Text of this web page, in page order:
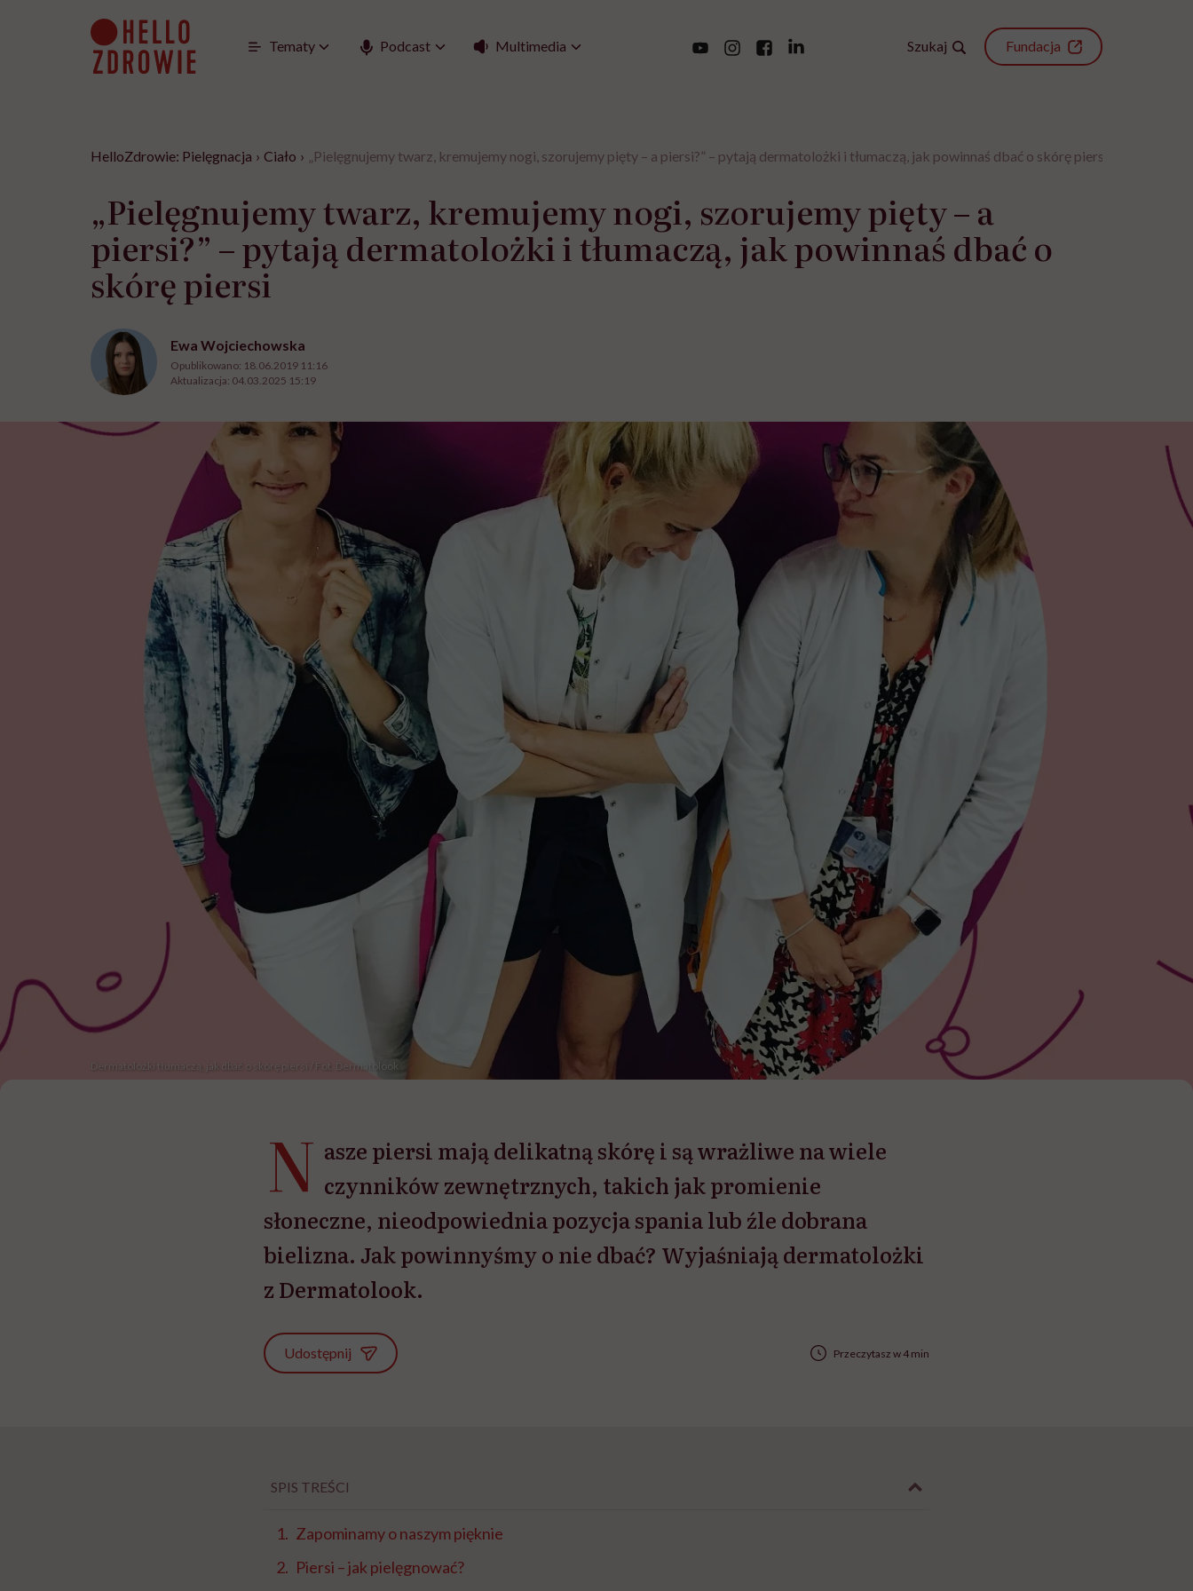
Tematy Podcast Multimedia Szukaj Fundacja
HelloZdrowie: Pielęgnacja › Ciało › „Pielęgnujemy twarz, kremujemy nogi, szorujemy pięty – a piersi?” – pytają dermatolożki i tłumaczą, jak powinnaś dbać o skórę piersi
„Pielęgnujemy twarz, kremujemy nogi, szorujemy pięty – a
piersi?” – pytają dermatolożki i tłumaczą, jak powinnaś dbać o
skórę piersi
Ewa Wojciechowska
Opublikowano: 18.06.2019 11:16
Aktualizacja: 04.03.2025 15:19
Dermatolożki tłumaczą, jak dbać o skórę piersi / Fot. Dermatolook
N asze piersi mają delikatną skórę i są wrażliwe na wiele
czynników zewnętrznych, takich jak promienie
słoneczne, nieodpowiednia pozycja spania lub źle dobrana
bielizna. Jak powinnyśmy o nie dbać? Wyjaśniają dermatolożki
z Dermatolook.
Udostępnij Przeczytasz w 4 min
SPIS TREŚCI
Zapominamy o naszym pięknie
Piersi – jak pielęgnować?